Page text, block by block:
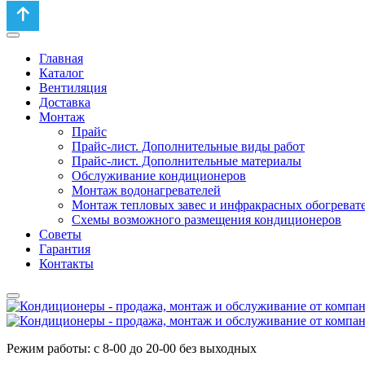
Главная
Каталог
Вентиляция
Доставка
Монтаж
Прайс
Прайс-лист. Дополнительные виды работ
Прайс-лист. Дополнительные материалы
Обслуживание кондиционеров
Монтаж водонагревателей
Монтаж тепловых завес и инфракрасных
Схемы возможного размещения кондиционеров
Советы
Гарантия
Контакты
Режим работы: с 8-00 до 20-00 без выходных